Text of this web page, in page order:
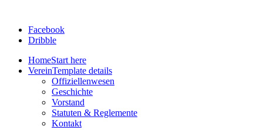
Facebook
Dribble
HomeStart here
VereinTemplate details
Offiziellenwesen
Geschichte
Vorstand
Statuten & Reglemente
Kontakt